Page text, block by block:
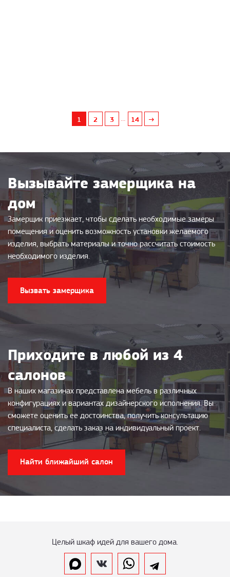
1 2 3 14 →
Вызывайте замерщика на
дом
Замерщик приезжает, чтобы сделать необходимые замеры
помещения и оценить возможность установки желаемого
изделия, выбрать материалы и точно рассчитать стоимость
необходимого изделия.
Вызвать замерщика
Приходите в любой из 4
салонов
В наших магазинах представлена мебель в различных
конфигурациях и вариантах дизайнерского исполнения. Вы
сможете оценить ее достоинства, получить консультацию
специалиста, сделать заказ на индивидуальный проект.
Найти ближайший салон
Целый шкаф идей для вашего дома.